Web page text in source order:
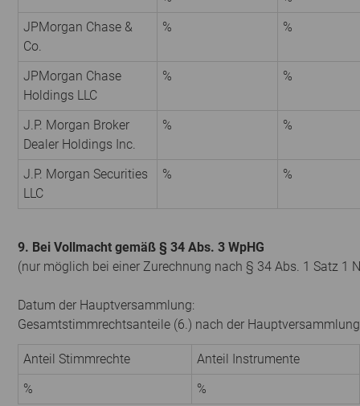
JPMorgan Chase &
Co.
% %
JPMorgan Chase
Holdings LLC
% %
J.P. Morgan Broker
Dealer Holdings Inc.
% %
J.P. Morgan Securities
LLC
% %
9. Bei Vollmacht gemäß § 34 Abs. 3 WpHG
(nur möglich bei einer Zurechnung nach § 34 Abs. 1 Satz 1
Datum der Hauptversammlung:
Gesamtstimmrechtsanteile (6.) nach der
Anteil Stimmrechte
Anteil Instrumente
%
%